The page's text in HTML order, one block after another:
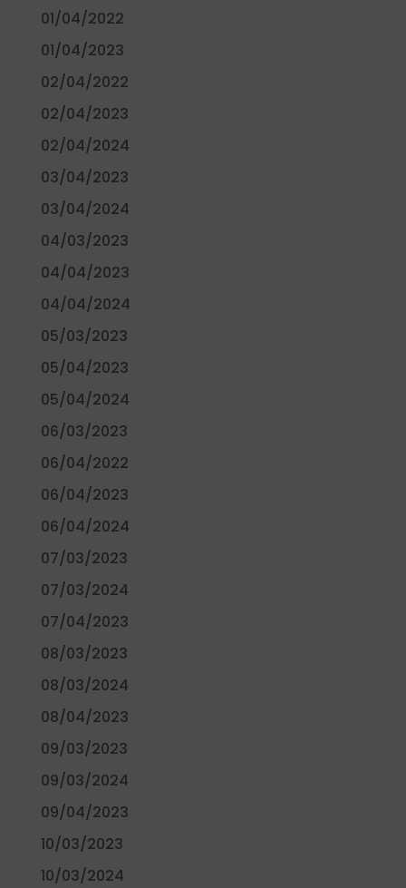
01/04/2022
01/04/2023
02/04/2022
02/04/2023
02/04/2024
03/04/2023
03/04/2024
04/03/2023
04/04/2023
04/04/2024
05/03/2023
05/04/2023
05/04/2024
06/03/2023
06/04/2022
06/04/2023
06/04/2024
07/03/2023
07/03/2024
07/04/2023
08/03/2023
08/03/2024
08/04/2023
09/03/2023
09/03/2024
09/04/2023
10/03/2023
10/03/2024